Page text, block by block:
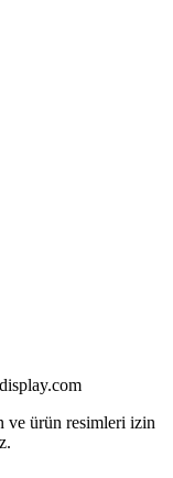
ve ürün resimleri izin